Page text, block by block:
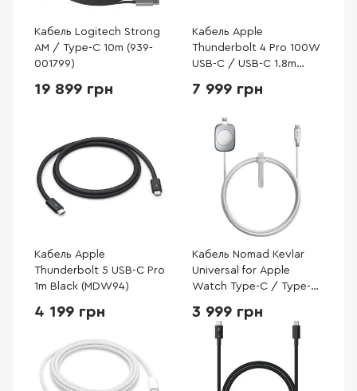
Кабель Logitech Strong
AM / Type-C 10m (939-
001799)
19 899 грн
Кабель Apple
Thunderbolt 4 Pro 100W
USB-C / USB-C 1.8m
7 999 грн
Кабель Apple
Thunderbolt 5 USB-C Pro
1m Black (MDW94)
4 199 грн
Кабель Nomad Kevlar
Universal for Apple
Watch Type-C / Type-C
(NM014667858)
3 999 грн